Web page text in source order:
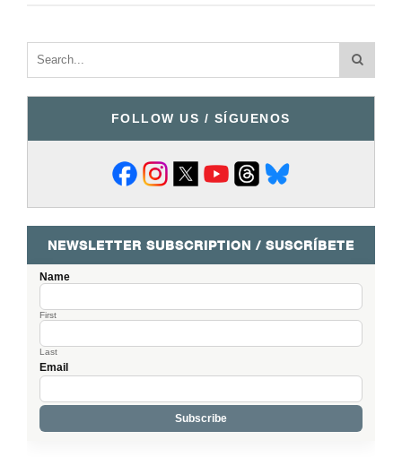
FOLLOW US / SÍGUENOS
NEWSLETTER SUBSCRIPTION / SUSCRÍBETE
Name
First
Last
Email